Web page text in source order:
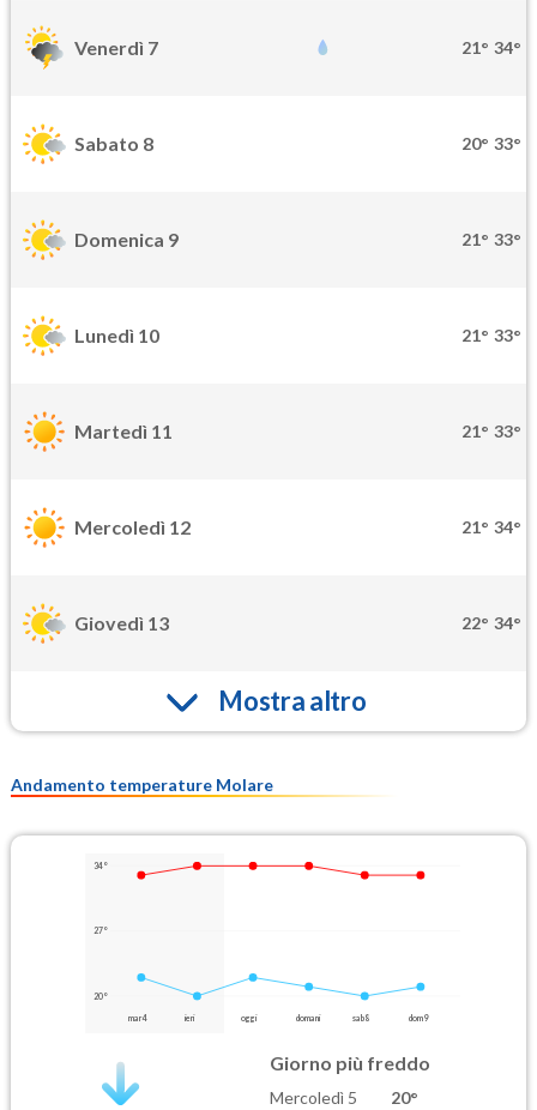
Venerdì 7 21° 34°
Sabato 8 20° 33°
Domenica 9 21° 33°
Lunedì 10 21° 33°
Martedì 11 21° 33°
Mercoledì 12 21° 34°
Giovedì 13 22° 34°
Mostra altro
Andamento temperature Molare
34°
27°
20°
mar 4 ieri oggi domani sab 8 dom 9
Giorno più freddo
Mercoledì 5 20°